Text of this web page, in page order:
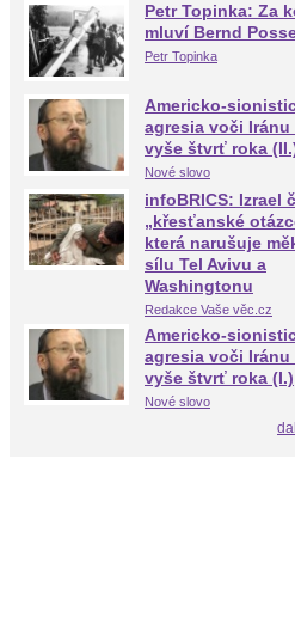
Petr Topinka: Za
mluví Bernd
Petr Topinka
Americko-
agresia voči Iránu
vyše štvrť roka
Nové slovo
infoBRICS: Izrael
„křesťanské
která narušuje
sílu Tel Avivu a
Washingtonu
Redakce Vaše věc.cz
Americko-
agresia voči Iránu
vyše štvrť roka (I.)
Nové slovo